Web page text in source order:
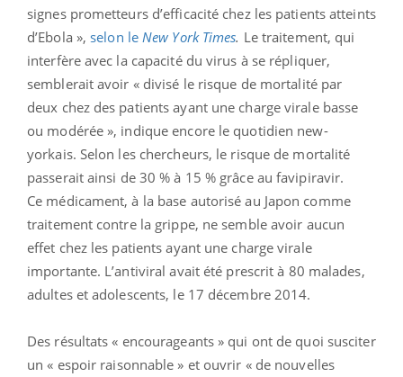
signes prometteurs d’efficacité chez les patients atteints
d’Ebola », selon le New York Times. Le traitement, qui
interfère avec la capacité du virus à se répliquer,
semblerait avoir « divisé le risque de mortalité par
deux chez des patients ayant une charge virale basse
ou modérée », indique encore le quotidien new-
yorkais. Selon les chercheurs, le risque de mortalité
passerait ainsi de 30 % à 15 % grâce au favipiravir.
Ce médicament, à la base autorisé au Japon comme
traitement contre la grippe, ne semble avoir aucun
effet chez les patients ayant une charge virale
importante. L’antiviral avait été prescrit à 80 malades,
adultes et adolescents, le 17 décembre 2014.
Des résultats « encourageants » qui ont de quoi susciter
un « espoir raisonnable » et ouvrir « de nouvelles